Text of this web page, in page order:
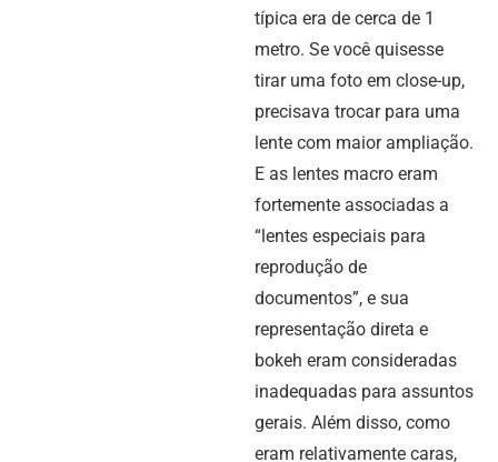
típica era de cerca de 1
metro. Se você quisesse
tirar uma foto em close-up,
precisava trocar para uma
lente com maior ampliação.
E as lentes macro eram
fortemente associadas a
“lentes especiais para
reprodução de
documentos”, e sua
representação direta e
bokeh eram consideradas
inadequadas para assuntos
gerais. Além disso, como
eram relativamente caras,